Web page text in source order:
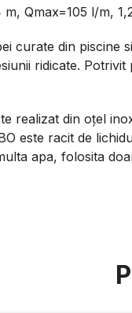
Qmax=105 l/m,
curate din piscine
ridicate.
realizat din oțel
este racit de
apa, folosita